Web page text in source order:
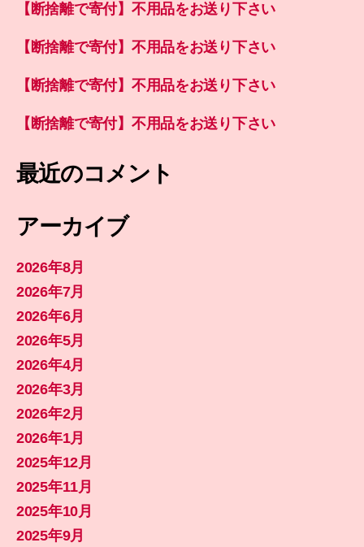
【断捨離で寄付】不用品をお送り下さい
【断捨離で寄付】不用品をお送り下さい
【断捨離で寄付】不用品をお送り下さい
【断捨離で寄付】不用品をお送り下さい
最近のコメント
アーカイブ
2026年8月
2026年7月
2026年6月
2026年5月
2026年4月
2026年3月
2026年2月
2026年1月
2025年12月
2025年11月
2025年10月
2025年9月